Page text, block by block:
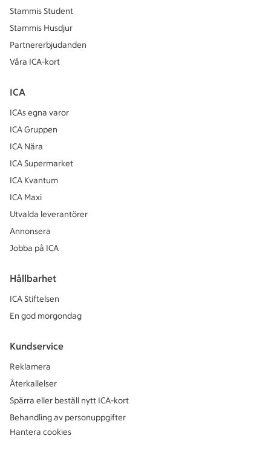
Stammis Student
Stammis Husdjur
Partnererbjudanden
Våra ICA-kort
ICA
ICAs egna varor
ICA Gruppen
ICA Nära
ICA Supermarket
ICA Kvantum
ICA Maxi
Utvalda leverantörer
Annonsera
Jobba på ICA
Hållbarhet
ICA Stiftelsen
En god morgondag
Kundservice
Reklamera
Återkallelser
Spärra eller beställ nytt ICA-kort
Behandling av personuppgifter
Hantera cookies